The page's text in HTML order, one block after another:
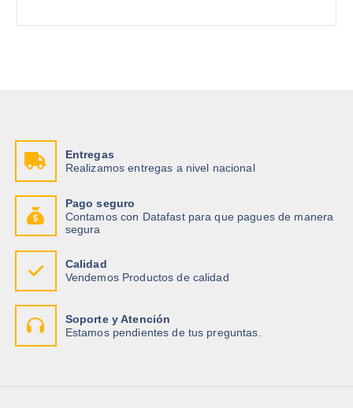
Entregas
Realizamos entregas a nivel nacional
Pago seguro
Contamos con Datafast para que pagues de manera
segura
Calidad
Vendemos Productos de calidad
Soporte y Atención
Estamos pendientes de tus preguntas.